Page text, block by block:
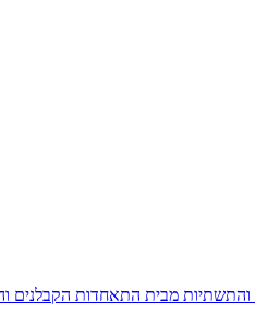
והתשתיות מבית התאחדות הקבלנים